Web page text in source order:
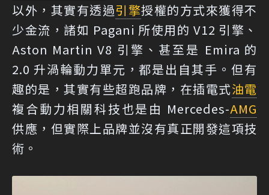
以外，其實有透過引擎授權的方式來獲得不
少金流，諸如 Pagani 所使用的 V12 引擎、
Aston Martin V8 引擎、甚至是 Emira 的
2.0 升渦輪動力單元，都是出自其手。但有
趣的是，其實有些超跑品牌，在插電式油電
複合動力相關科技也是由 Mercedes-AMG
供應，但實際上品牌並沒有真正開發這項技
術。